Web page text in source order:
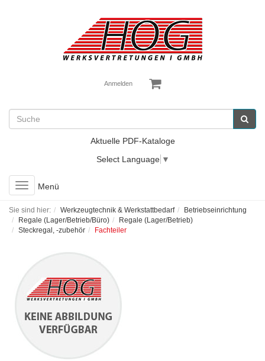
Anmelden
Aktuelle PDF-Kataloge
Select Language ▼
Toggle
navigation
Menü
Sie sind hier: Werkzeugtechnik & Werkstattbedarf
Betriebseinrichtung
Regale (Lager/Betrieb/Büro)
Regale (Lager/Betrieb)
Steckregal, -zubehör
Fachteiler